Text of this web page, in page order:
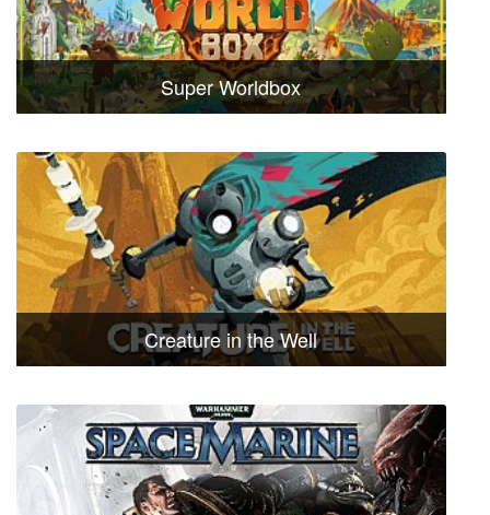
Super Worldbox
Creature in the Well